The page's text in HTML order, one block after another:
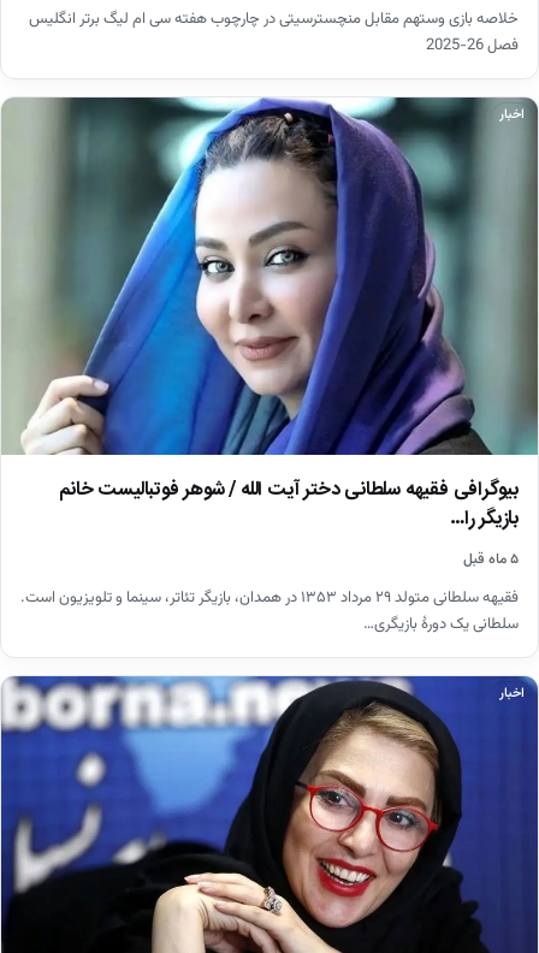
خلاصه بازی وستهم مقابل منچسترسیتی در چارچوب هفته سی ام لیگ برتر انگلیس
فصل 26-2025
اخبار
بیوگرافی فقیهه سلطانی دختر آیت الله / شوهر فوتبالیست خانم
بازیگر را…
۵ ماه قبل
فقیهه سلطانی متولد ۲۹ مرداد ۱۳۵۳ در همدان، بازیگر تئاتر، سینما و تلویزیون است.
سلطانی یک دورهٔ بازیگری…
اخبار